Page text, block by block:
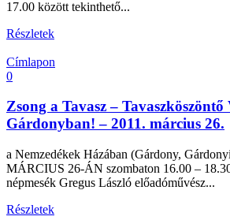
17.00 között tekinthető...
Részletek
Címlapon
0
Zsong a Tavasz –
Gárdonyban! – 2011. március 26.
a Nemzedékek Házában (Gárdony,
MÁRCIUS 26-ÁN szombaton 16.00 –
népmesék Gregus László előadóművész...
Részletek